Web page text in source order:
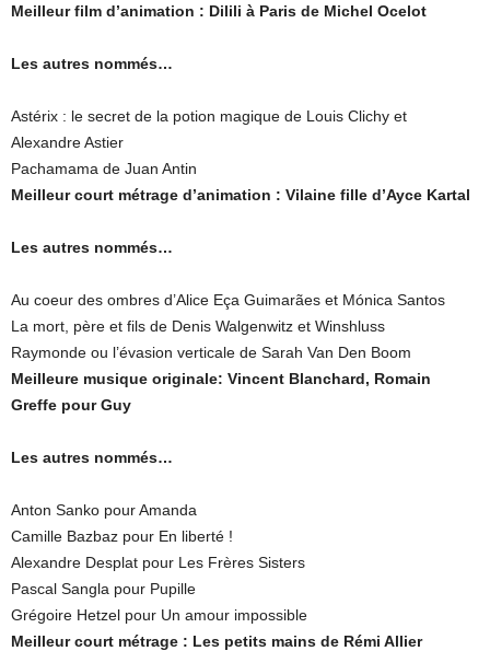
Meilleur film d’animation : Dilili à Paris de Michel Ocelot
Les autres nommés…
Astérix : le secret de la potion magique de Louis Clichy et
Alexandre Astier
Pachamama de Juan Antin
Meilleur court métrage d’animation : Vilaine fille d’Ayce Kartal
Les autres nommés…
Au coeur des ombres d’Alice Eça Guimarães et Mónica Santos
La mort, père et fils de Denis Walgenwitz et Winshluss
Raymonde ou l’évasion verticale de Sarah Van Den Boom
Meilleure musique originale: Vincent Blanchard, Romain
Greffe pour Guy
Les autres nommés…
Anton Sanko pour Amanda
Camille Bazbaz pour En liberté !
Alexandre Desplat pour Les Frères Sisters
Pascal Sangla pour Pupille
Grégoire Hetzel pour Un amour impossible
Meilleur court métrage : Les petits mains de Rémi Allier